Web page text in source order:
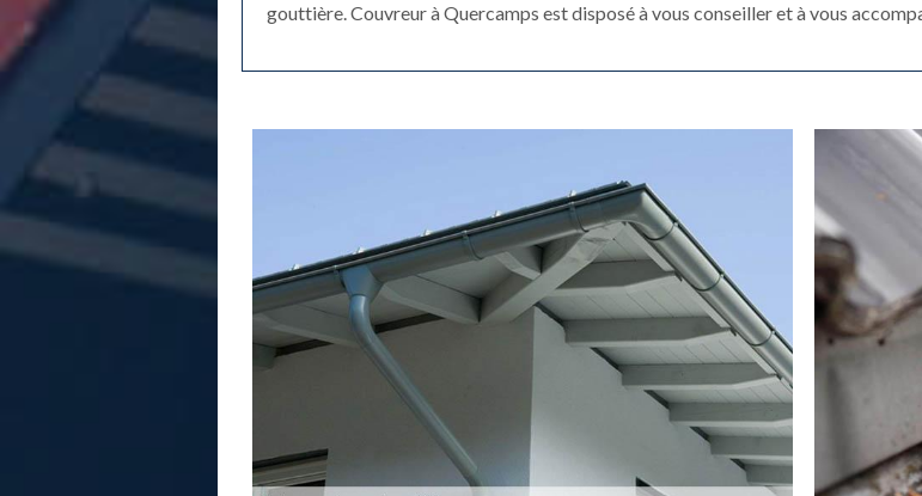
gouttière. Couvreur à Quercamps est disposé à vous conseiller et à vous